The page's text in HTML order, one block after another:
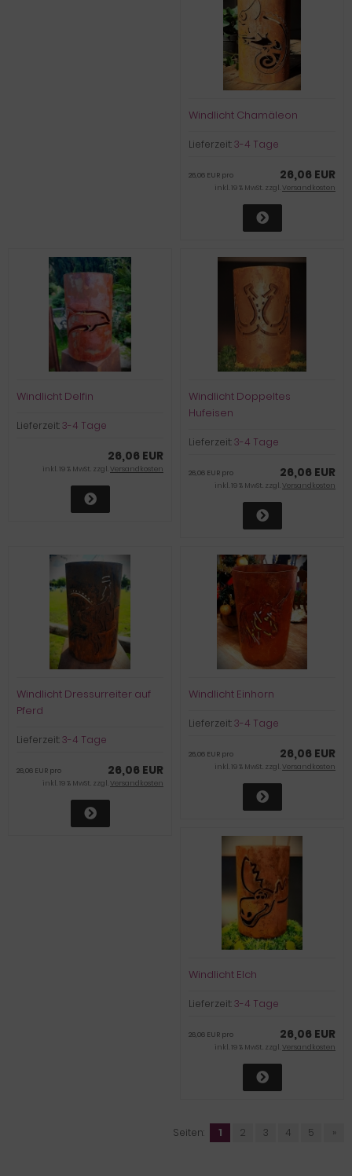
Windlicht Chamäleon
Lieferzeit:3-4 Tage
26,06 EUR
26,06 EUR pro
inkl. 19 % MwSt. zzgl.Versandkosten
Windlicht Delfin
Lieferzeit:3-4 Tage
26,06 EUR
inkl. 19 % MwSt. zzgl.Versandkosten
Windlicht Doppeltes
Hufeisen
Lieferzeit:3-4 Tage
26,06 EUR
26,06 EUR pro
inkl. 19 % MwSt. zzgl.Versandkosten
Windlicht Dressurreiter auf
Pferd
Lieferzeit:3-4 Tage
26,06 EUR
26,06 EUR pro
inkl. 19 % MwSt. zzgl.Versandkosten
Windlicht Einhorn
Lieferzeit:3-4 Tage
26,06 EUR
26,06 EUR pro
inkl. 19 % MwSt. zzgl.Versandkosten
Windlicht Elch
Lieferzeit:3-4 Tage
26,06 EUR
26,06 EUR pro
inkl. 19 % MwSt. zzgl.Versandkosten
Seiten: 1 2 3 4 5 »